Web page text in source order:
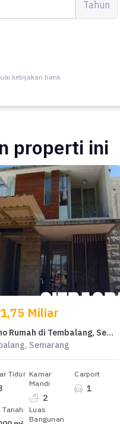
Tahun
kebijakan bank
properti ini
Miliar
Promo Rumah di Tembalang, Semarang, LB 140m², Harga 1,75 Miliar
Semarang
Tidur Kamar
Mandi
2
Carport
1
Tanah
Luas
Bangunan